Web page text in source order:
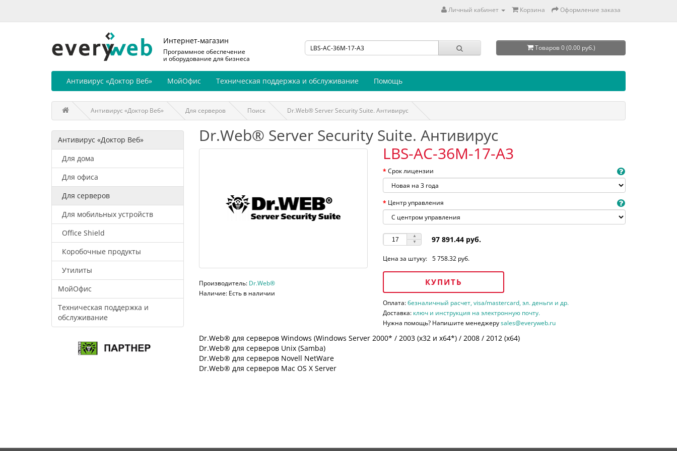
Личный кабинет Корзина Оформление заказа
Интернет-магазин
Программное обеспечение
и оборудование для бизнеса
Товаров 0 (0.00 руб.)
Антивирус «Доктор Веб» МойОфис Техническая поддержка и обслуживание Помощь
Антивирус «Доктор Веб» Для серверов Поиск Dr.Web® Server Security Suite. Антивирус
Антивирус «Доктор Веб»
Для дома
Для офиса
Для серверов
Для мобильных устройств
Office Shield
Коробочные продукты
Утилиты
МойОфис
Техническая поддержка и
обслуживание
Dr.Web® Server Security Suite. Антивирус
Производитель: Dr.Web®
Наличие: Есть в наличии
LBS-AC-36M-17-A3
Срок лицензии
Центр управления
97 891.44 руб.
Цена за штуку: 5 758.32 руб.
КУПИТЬ
Оплата:безналичный расчет, visa/mastercard, эл. деньги и др.
Доставка: ключ и инструкция на электронную почту.
Нужна помощь? Напишите менеджеруsales@everyweb.ru
Dr.Web® для серверов Windows (Windows Server 2000* / 2003 (х32 и х64*) / 2008 / 2012 (х64)
Dr.Web® для серверов Unix (Samba)
Dr.Web® для серверов Novell NetWare
Dr.Web® для серверов Mac OS X Server